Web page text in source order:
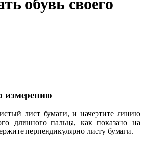
обувь своего
измерению
лист бумаги, и начертите линию
длинного пальца, как показано на
перпендикулярно листу бумаги.